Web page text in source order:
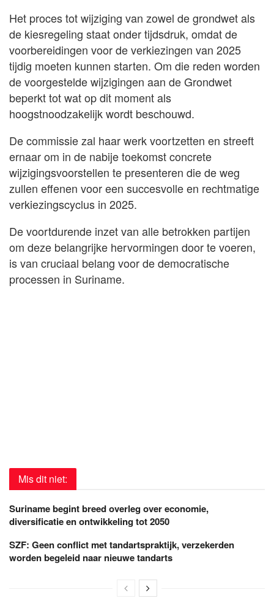
Het proces tot wijziging van zowel de grondwet als
de kiesregeling staat onder tijdsdruk, omdat de
voorbereidingen voor de verkiezingen van 2025
tijdig moeten kunnen starten. Om die reden worden
de voorgestelde wijzigingen aan de Grondwet
beperkt tot wat op dit moment als
hoogstnoodzakelijk wordt beschouwd.
De commissie zal haar werk voortzetten en streeft
ernaar om in de nabije toekomst concrete
wijzigingsvoorstellen te presenteren die de weg
zullen effenen voor een succesvolle en rechtmatige
verkiezingscyclus in 2025.
De voortdurende inzet van alle betrokken partijen
om deze belangrijke hervormingen door te voeren,
is van cruciaal belang voor de democratische
processen in Suriname.
Mis dit niet:
Suriname begint breed overleg over economie,
diversificatie en ontwikkeling tot 2050
SZF: Geen conflict met tandartspraktijk, verzekerden
worden begeleid naar nieuwe tandarts